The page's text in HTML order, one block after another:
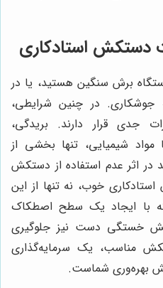
دستکش استادکاری
برش سنگین هستید، یا در
جوشکاری. در چنین شرایطی،
قرار دارند. بریدگی،
شیمیایی، تنها بخشی از
اثر عدم استفاده از دستکش
خوب، نه تنها از این
با ایجاد یک سطح اصطکاک
خستگی دست نیز جلوگیری
مناسب، یک سرمایه‌گذاری
بهره‌وری شماست.